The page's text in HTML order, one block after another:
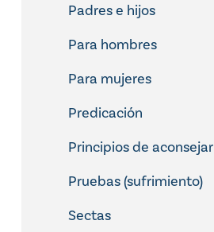
Padres e hijos
Para hombres
Para mujeres
Predicación
Principios de aconsejar
Pruebas (sufrimiento)
Sectas